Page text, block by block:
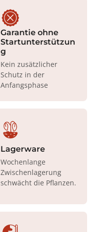
Garantie ohne
Startunterstützun
g
Kein zusätzlicher
Schutz in der
Anfangsphase
Lagerware
Wochenlange
Zwischenlagerung
schwächt die Pflanzen.